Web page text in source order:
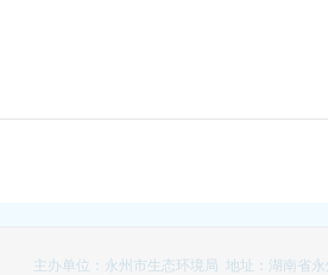
主办单位：永州市生态环境局 地址：湖南省